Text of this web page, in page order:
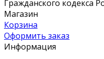
Гражданского кодекса
Магазин
Корзина
Оформить заказ
Информация